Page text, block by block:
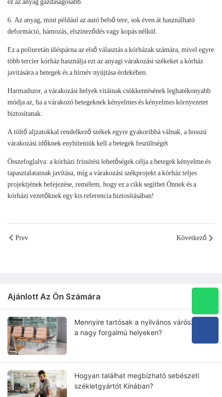
6. Az anyag, mint például az autó belső tere, sok éven át használható
deformáció, hámozás, elszíneződés vagy kopás nélkül.
Ez a poliuretán üléspárna az első választás a kórházak számára, mivel egyre
több tercier kórház használja ezt az anyagi várakozási székeket a kórház
javítására a betegek és a hírnév nyújtása érdekében.
Harmadszor, a várakozási helyek vitáinak csökkentésének leghatékonyabb
módja az, ha a várakozó betegeknek kényelmes és kényelmes környezetet
biztosítanak.
A töltő aljzatokkal rendelkező székek egyre gyakoribbá válnak, a hosszú
várakozási időknek enyhíteniük kell a betegek feszültségét
Összefoglalva: a kórházi frissítési lehetőségek célja a betegek kényelme és
tapasztalatainak javítása, míg a várakozási székprojekt a kórház teljes
projektjének befejezése, remélem, hogy ez a cikk segíthet Önnek és a
kórházi vezetőknek egy kis referencia biztosításában!
Prev Következő
Ajánlott Az Ön Számára
Mennyire tartósak a nyilvános várószékek
a nagy forgalmú helyeken?
Hogyan találhat megbízható sebészeti
székletgyártót Kínában?